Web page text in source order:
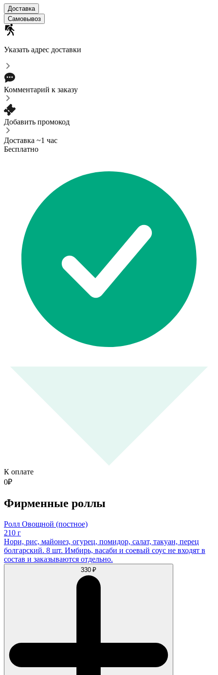
Доставка
Самовывоз
Указать адрес доставки
Комментарий к заказу
Добавить промокод
Доставка ~1 час
Бесплатно
К оплате
0₽
Фирменные роллы
Ролл Овощной (постное)
210 г
Нори, рис, майонез, огурец, помидор, салат, такуан, перец
болгарский. 8 шт. Имбирь, васаби и соевый соус не входят в
состав и заказываются отдельно.
330 ₽